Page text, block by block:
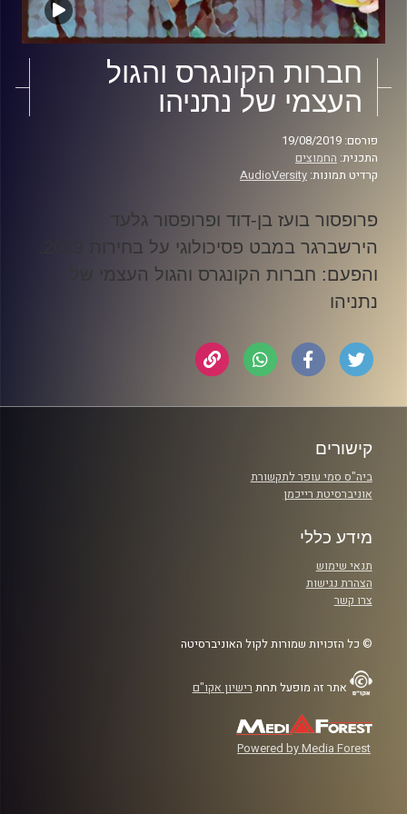
חברות הקונגרס והגול
העצמי של נתניהו
פורסם: 19/08/2019
התכנית: החמוצים
קרדיט תמונות: AudioVersity
פרופסור בועז בן-דוד ופרופסור גלעד
הירשברגר במבט פסיכולוגי על בחירות 2019
והפעם: חברות הקונגרס והגול העצמי של
נתניהו
קישורים
ביה"ס סמי עופר לתקשורת
אוניברסיטת רייכמן
מידע כללי
תנאי שימוש
הצהרת נגישות
צרו קשר
© כל הזכויות שמורות לקול האוניברסיטה
אתר זה מופעל תחת רישיון אקו"ם
Powered by Media Forest